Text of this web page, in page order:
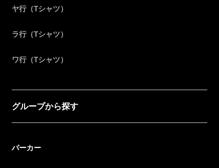
ヤ行（Tシャツ）
ラ行（Tシャツ）
ワ行（Tシャツ）
グループから探す
パーカー